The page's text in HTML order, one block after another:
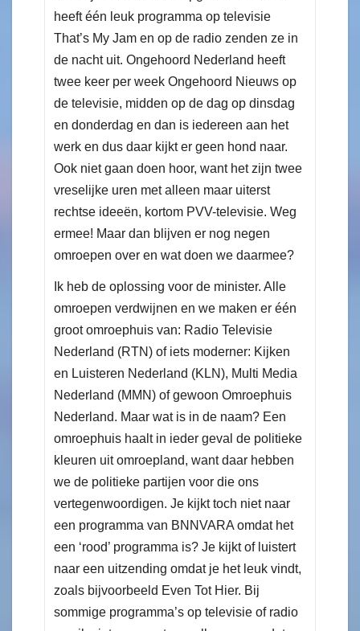
heeft één leuk programma op televisie
That’s My Jam en op de radio zenden ze in
de nacht uit. Ongehoord Nederland heeft
twee keer per week Ongehoord Nieuws op
de televisie, midden op de dag op dinsdag
en donderdag en dan is iedereen aan het
werk en dus daar kijkt er geen hond naar.
Ook niet gaan doen hoor, want het zijn twee
vreselijke uren met alleen maar uiterst
rechtse ideeën, kortom PVV-televisie. Weg
ermee! Maar dan blijven er nog negen
omroepen over en wat doen we daarmee?
Ik heb de oplossing voor de minister. Alle
omroepen verdwijnen en we maken er één
groot omroephuis van: Radio Televisie
Nederland (RTN) of iets moderner: Kijken
en Luisteren Nederland (KLN), Multi Media
Nederland (MMN) of gewoon Omroephuis
Nederland. Maar wat is in de naam? Een
omroephuis haalt in ieder geval de politieke
kleuren uit omroepland, want daar hebben
we de politieke partijen voor die ons
vertegenwoordigen. Je kijkt toch niet naar
een programma van BNNVARA omdat het
een ‘rood’ programma is? Je kijkt of luistert
naar een uitzending omdat je het leuk vindt,
zoals bijvoorbeeld Even Tot Hier. Bij
sommige programma’s op televisie of radio